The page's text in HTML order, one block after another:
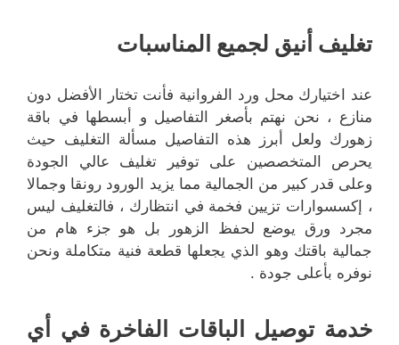
تغليف أنيق لجميع المناسبات
عند اختيارك محل ورد الفروانية فأنت تختار الأفضل دون
منازع ، نحن نهتم بأصغر التفاصيل و أبسطها في باقة
زهورك ولعل أبرز هذه التفاصيل مسألة التغليف حيث
يحرص المتخصصين على توفير تغليف عالي الجودة
وعلى قدر كبير من الجمالية مما يزيد الورود رونقا وجمالا
، إكسسوارات تزيين فخمة في انتظارك ، فالتغليف ليس
مجرد ورق يوضع لحفظ الزهور بل هو جزء هام من
جمالية باقتك وهو الذي يجعلها قطعة فنية متكاملة ونحن
نوفره بأعلى جودة .
خدمة توصيل الباقات الفاخرة في أي